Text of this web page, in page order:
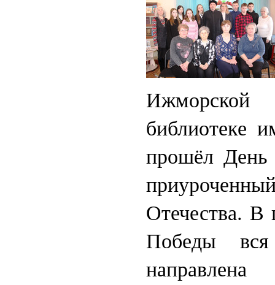
библиотеке
прошёл День
Отечества. В
Победы вся
направлена